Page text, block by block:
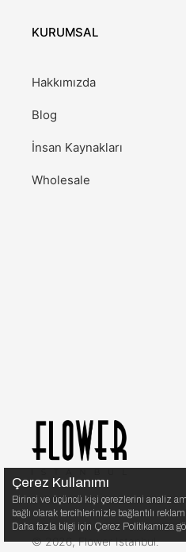
KURUMSAL
Hakkımızda
Blog
İnsan Kaynakları
Wholesale
© 2026, Flower Istanbul.
Çerez Kullanımı
Birinci ve üçüncü kişi çerezlerini analiz
bağlı olarak tercihlerinizle bağlantılı
Daha fazla bilgi için Çerez Politikamıza